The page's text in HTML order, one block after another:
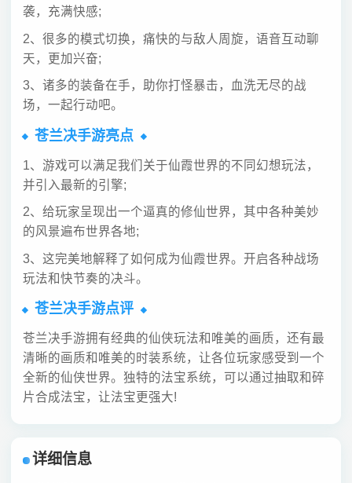
袭，充满快感;
2、很多的模式切换，痛快的与敌人周旋，语音互动聊
天，更加兴奋;
3、诸多的装备在手，助你打怪暴击，血洗无尽的战
场，一起行动吧。
苍兰决手游亮点
1、游戏可以满足我们关于仙霞世界的不同幻想玩法，
并引入最新的引擎;
2、给玩家呈现出一个逼真的修仙世界，其中各种美妙
的风景遍布世界各地;
3、这完美地解释了如何成为仙霞世界。开启各种战场
玩法和快节奏的决斗。
苍兰决手游点评
苍兰决手游拥有经典的仙侠玩法和唯美的画质，还有最
清晰的画质和唯美的时装系统，让各位玩家感受到一个
全新的仙侠世界。独特的法宝系统，可以通过抽取和碎
片合成法宝，让法宝更强大!
详细信息